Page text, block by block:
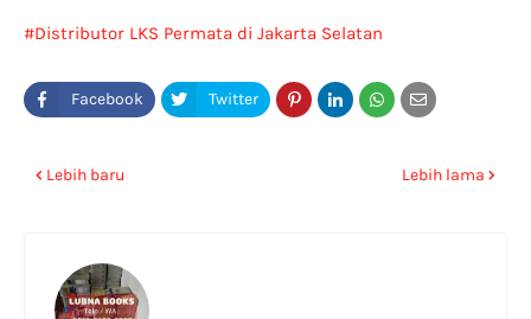
Distributor LKS Permata di Jakarta Selatan
Lebih baru Lebih lama